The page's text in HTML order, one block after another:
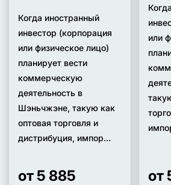
Когда иностранный
инвестор (корпорация
или физическое лицо)
планирует вести
коммерческую
деятельность в
Шэньчжэне, такую как
оптовая торговля и
дистрибуция, импор...
от 5 885
или
от